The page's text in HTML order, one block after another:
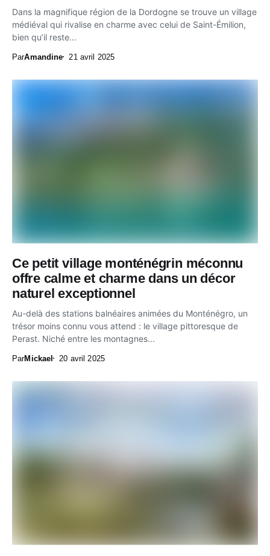
Dans la magnifique région de la Dordogne se trouve un village
médiéval qui rivalise en charme avec celui de Saint-Émilion,
bien qu’il reste...
ParAmandine 21 avril 2025
Ce petit village monténégrin méconnu
offre calme et charme dans un décor
naturel exceptionnel
Au-delà des stations balnéaires animées du Monténégro, un
trésor moins connu vous attend : le village pittoresque de
Perast. Niché entre les montagnes...
ParMickael 20 avril 2025